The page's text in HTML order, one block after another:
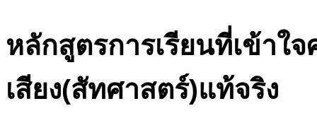
หลักสูตรการเรียนที่เข้าใ
เสียง(สัทศาสตร์)แท้จริง